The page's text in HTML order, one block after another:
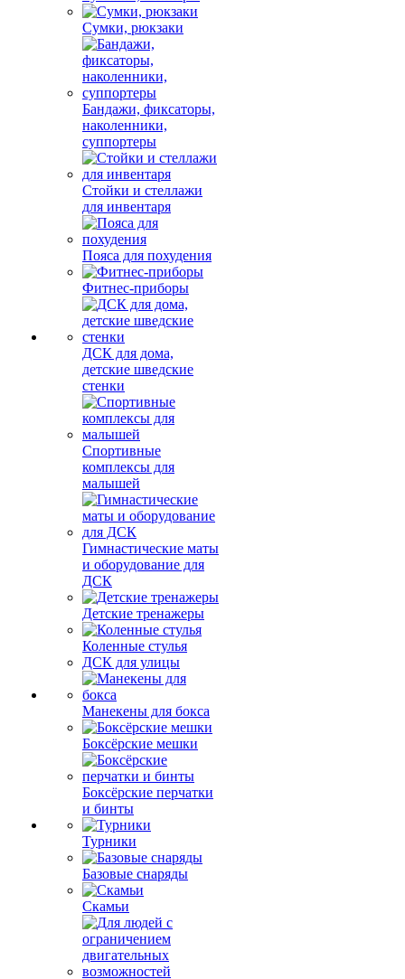
Сумки, рюкзаки
Бандажи, фиксаторы,
наколенники,
суппортеры
Стойки и стеллажи
для инвентаря
Пояса для похудения
Фитнес-приборы
ДСК для дома,
детские шведские
стенки
Спортивные
комплексы для
малышей
Гимнастические маты
и оборудование для
ДСК
Детские тренажеры
Коленные стулья
ДСК для улицы
Манекены для бокса
Боксёрские мешки
Боксёрские перчатки
и бинты
Турники
Базовые снаряды
Скамьи